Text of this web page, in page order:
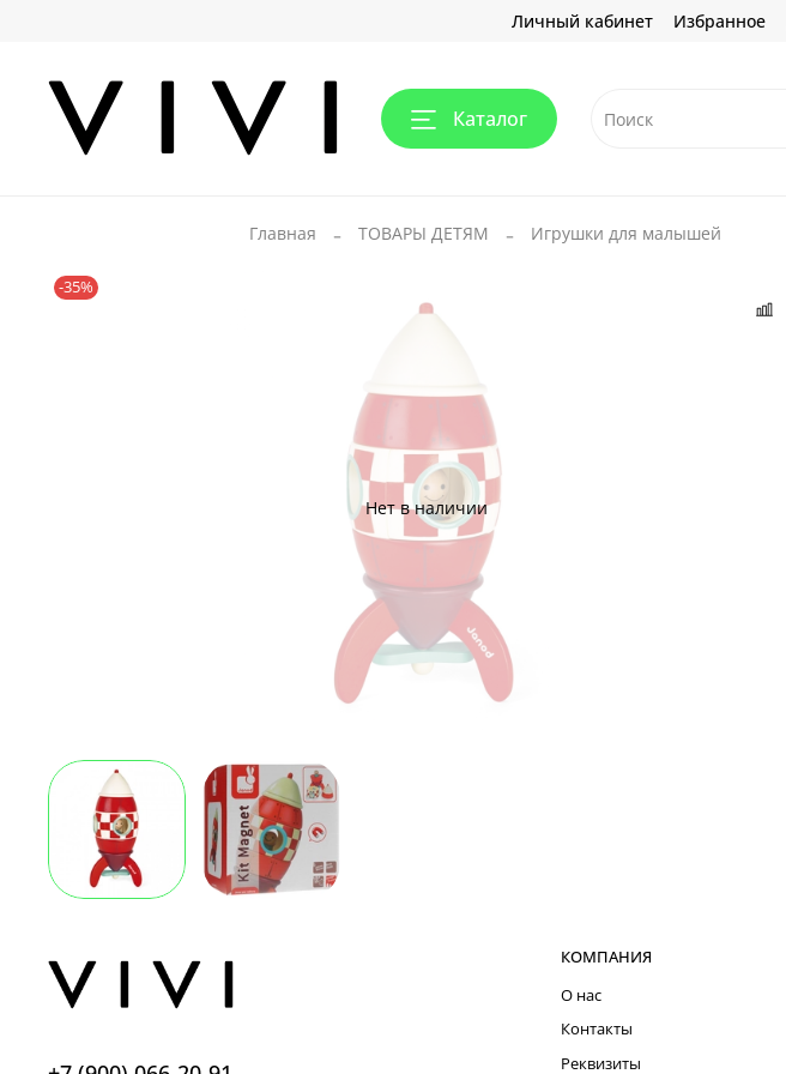
Личный кабинет Избранное
Каталог
Главная ТОВАРЫ ДЕТЯМ Игрушки для малышей
Нет в наличии
-35%
КОМПАНИЯ
О нас
Контакты
Реквизиты